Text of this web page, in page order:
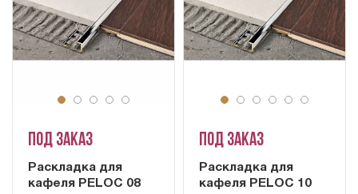
Под заказ
Раскладка для
кафеля PELOC 08
Под заказ
Раскладка для
кафеля PELOC 10